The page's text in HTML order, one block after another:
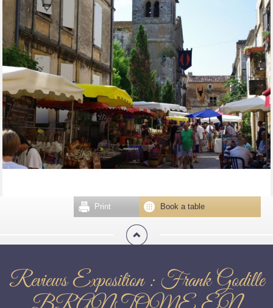
Book a table
Print
Reviews Exposition : Frank Godille